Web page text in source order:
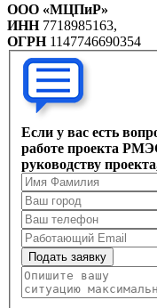
ООО «МЦПиР»
ИНН7718985163,
ОГРН1147746690354
Если у вас есть
работе проекта
руководству
Подать заявку